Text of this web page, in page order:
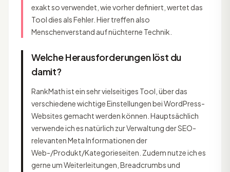
exakt so verwendet, wie vorher definiert, wertet das
Tool dies als Fehler. Hier treffen also
Menschenverstand auf nüchterne Technik.
Welche Herausforderungen löst du
damit?
RankMath ist ein sehr vielseitiges Tool, über das
verschiedene wichtige Einstellungen bei WordPress-
Websites gemacht werden können. Hauptsächlich
verwende ich es natürlich zur Verwaltung der SEO-
relevanten Meta Informationen der
Web-/Produkt/Kategorieseiten. Zudem nutze ich es
gerne um Weiterleitungen, Breadcrumbs und